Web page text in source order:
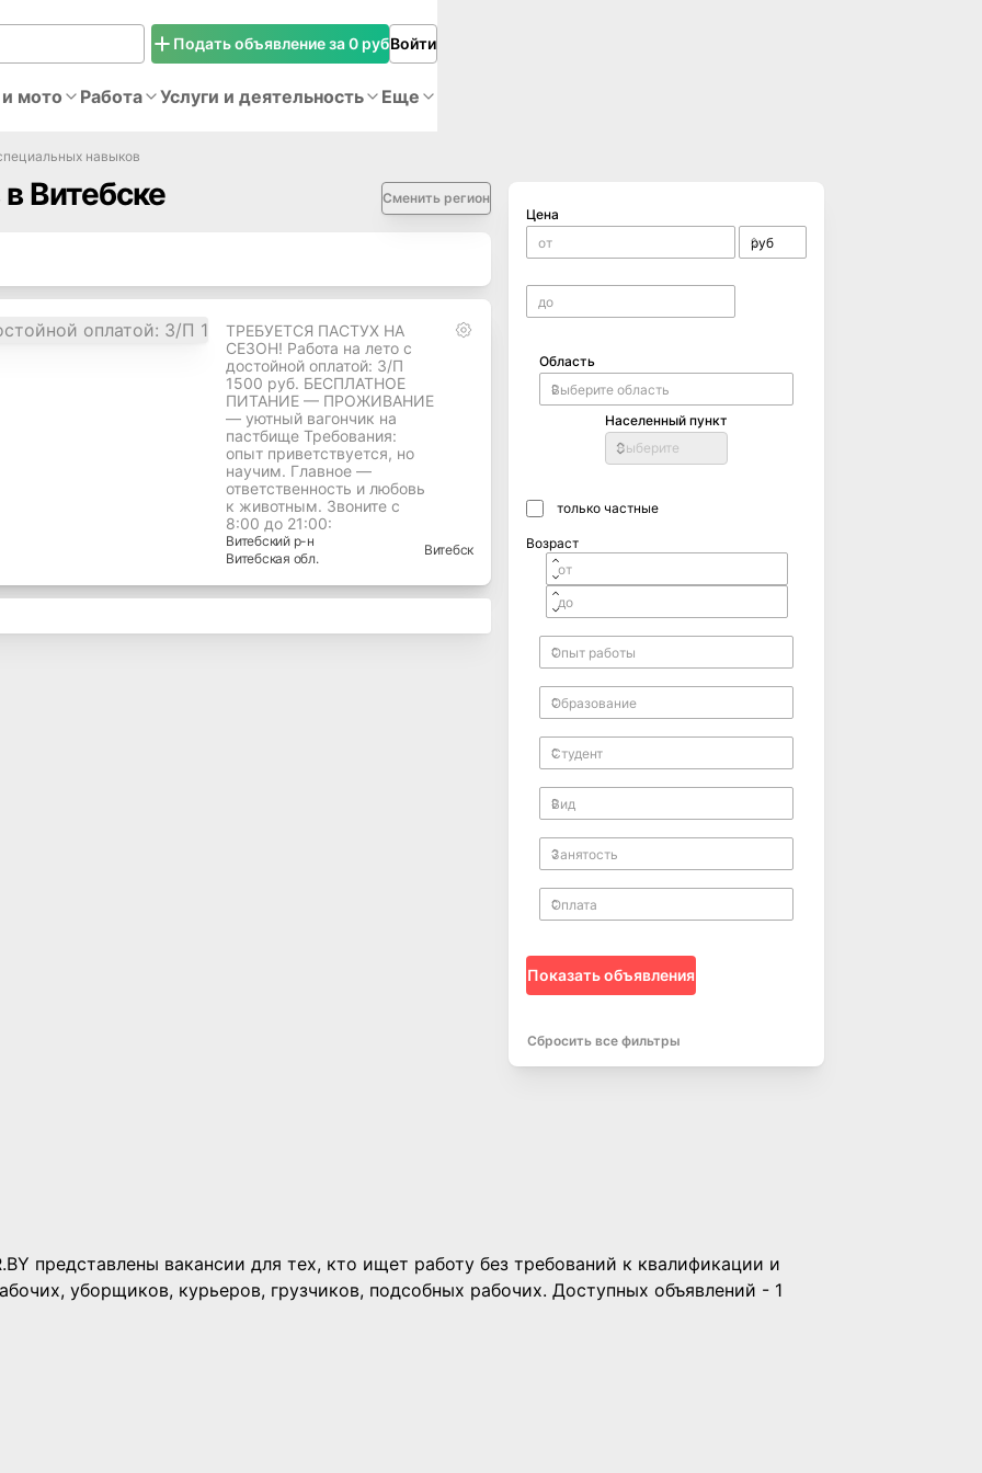
Подать объявление за 0 рубВойти
мото Работа Услуги и деятельность Еще
навыков
Витебске Сменить регион
ТРЕБУЕТСЯ ПАСТУХ НА
СЕЗОН! Работа на лето с
достойной оплатой: З/П
1500 руб. БЕСПЛАТНОЕ
ПИТАНИЕ — ПРОЖИВАНИЕ
— уютный вагончик на
пастбище Требования:
опыт приветствуется, но
научим. Главное —
ответственность и любовь
к животным. Звоните с
8:00 до 21:00:
Витебскийр-н
Витебская обл.
Витебск
Цена
Область
Населенный пункт
Выберите
только частные
Возраст
Показать объявления
Сбросить все фильтры
представлены вакансии для тех, кто ищет работу без требований к квалификации и
уборщиков, курьеров, грузчиков, подсобных рабочих. Доступных объявлений - 1